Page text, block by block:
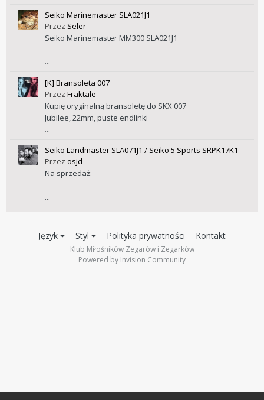
Seiko Marinemaster SLA021J1
Przez Seler
Seiko Marinemaster MM300 SLA021J1
...
[K] Bransoleta 007
Przez Fraktale
Kupię oryginalną bransoletę do SKX 007
Jubilee, 22mm, puste endlinki
...
Seiko Landmaster SLA071J1 / Seiko 5 Sports SRPK17K1
Przez osjd
Na sprzedaż:
...
Język Styl Polityka prywatności Kontakt
Klub Miłośników Zegarów i Zegarków
Powered by Invision Community